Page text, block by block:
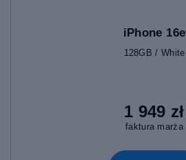
iPhone 16e
128GB / White
1 949 zł
faktura marża